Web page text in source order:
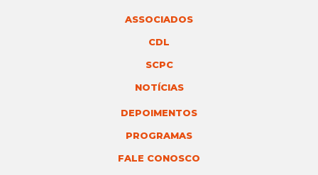
ASSOCIADOS
CDL
SCPC
NOTÍCIAS
DEPOIMENTOS
PROGRAMAS
FALE CONOSCO